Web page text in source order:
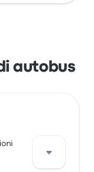
autobus